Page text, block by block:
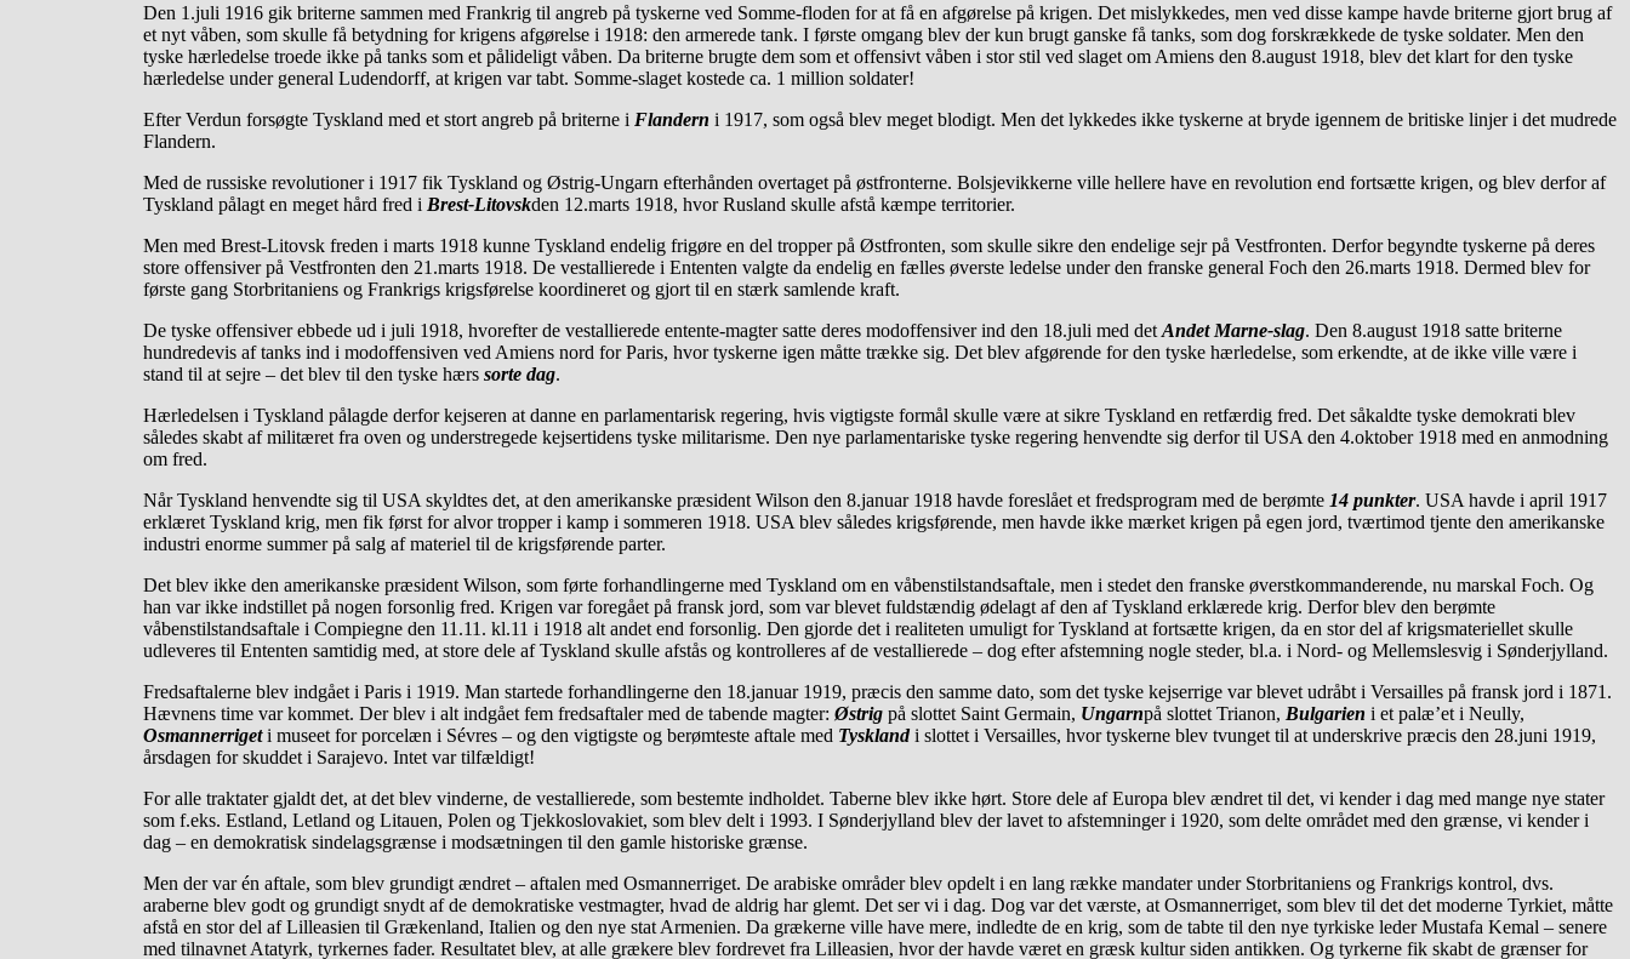
Den 1.juli 1916 gik briterne sammen med Frankrig til angreb på tyskerne ved Somme-floden for at få en afgørelse på krigen. Det mislykkedes, men ved disse kampe havde briterne gjort brug af
et nyt våben, som skulle få betydning for krigens afgørelse i 1918: den armerede tank. I første omgang blev der kun brugt ganske få tanks, som dog forskrækkede de tyske soldater. Men den
tyske hærledelse troede ikke på tanks som et pålideligt våben. Da briterne brugte dem som et offensivt våben i stor stil ved slaget om Amiens den 8.august 1918, blev det klart for den tyske
hærledelse under general Ludendorff, at krigen var tabt. Somme-slaget kostede ca. 1 million soldater!
Efter Verdun forsøgte Tyskland med et stort angreb på briterne i Flandern i 1917, som også blev meget blodigt. Men det lykkedes ikke tyskerne at bryde igennem de britiske linjer i det mudrede
Flandern.
Med de russiske revolutioner i 1917 fik Tyskland og Østrig-Ungarn efterhånden overtaget på østfronterne. Bolsjevikkerne ville hellere have en revolution end fortsætte krigen, og blev derfor af
Tyskland pålagt en meget hård fred i Brest-Litovskden 12.marts 1918, hvor Rusland skulle afstå kæmpe territorier.
Men med Brest-Litovsk freden i marts 1918 kunne Tyskland endelig frigøre en del tropper på Østfronten, som skulle sikre den endelige sejr på Vestfronten. Derfor begyndte tyskerne på deres
store offensiver på Vestfronten den 21.marts 1918. De vestallierede i Ententen valgte da endelig en fælles øverste ledelse under den franske general Foch den 26.marts 1918. Dermed blev for
første gang Storbritaniens og Frankrigs krigsførelse koordineret og gjort til en stærk samlende kraft.
De tyske offensiver ebbede ud i juli 1918, hvorefter de vestallierede entente-magter satte deres modoffensiver ind den 18.juli med det Andet Marne-slag. Den 8.august 1918 satte briterne
hundredevis af tanks ind i modoffensiven ved Amiens nord for Paris, hvor tyskerne igen måtte trække sig. Det blev afgørende for den tyske hærledelse, som erkendte, at de ikke ville være i
stand til at sejre – det blev til den tyske hærs sorte dag.
Hærledelsen i Tyskland pålagde derfor kejseren at danne en parlamentarisk regering, hvis vigtigste formål skulle være at sikre Tyskland en retfærdig fred. Det såkaldte tyske demokrati blev
således skabt af militæret fra oven og understregede kejsertidens tyske militarisme. Den nye parlamentariske tyske regering henvendte sig derfor til USA den 4.oktober 1918 med en anmodning
om fred.
Når Tyskland henvendte sig til USA skyldtes det, at den amerikanske præsident Wilson den 8.januar 1918 havde foreslået et fredsprogram med de berømte 14 punkter. USA havde i april 1917
erklæret Tyskland krig, men fik først for alvor tropper i kamp i sommeren 1918. USA blev således krigsførende, men havde ikke mærket krigen på egen jord, tværtimod tjente den amerikanske
industri enorme summer på salg af materiel til de krigsførende parter.
Det blev ikke den amerikanske præsident Wilson, som førte forhandlingerne med Tyskland om en våbenstilstandsaftale, men i stedet den franske øverstkommanderende, nu marskal Foch. Og
han var ikke indstillet på nogen forsonlig fred. Krigen var foregået på fransk jord, som var blevet fuldstændig ødelagt af den af Tyskland erklærede krig. Derfor blev den berømte
våbenstilstandsaftale i Compiegne den 11.11. kl.11 i 1918 alt andet end forsonlig. Den gjorde det i realiteten umuligt for Tyskland at fortsætte krigen, da en stor del af krigsmateriellet skulle
udleveres til Ententen samtidig med, at store dele af Tyskland skulle afstås og kontrolleres af de vestallierede – dog efter afstemning nogle steder, bl.a. i Nord- og Mellemslesvig i Sønderjylland.
Fredsaftalerne blev indgået i Paris i 1919. Man startede forhandlingerne den 18.januar 1919, præcis den samme dato, som det tyske kejserrige var blevet udråbt i Versailles på fransk jord i 1871.
Hævnens time var kommet. Der blev i alt indgået fem fredsaftaler med de tabende magter: Østrig på slottet Saint Germain, Ungarnpå slottet Trianon, Bulgarien i et palæ’et i Neully,
Osmannerrigeti museet for porcelæn i Sévres – og den vigtigste og berømteste aftale med Tysklandi slottet i Versailles, hvor tyskerne blev tvunget til at underskrive præcis den 28.juni 1919,
årsdagen for skuddet i Sarajevo. Intet var tilfældigt!
For alle traktater gjaldt det, at det blev vinderne, de vestallierede, som bestemte indholdet. Taberne blev ikke hørt. Store dele af Europa blev ændret til det, vi kender i dag med mange nye stater
som f.eks. Estland, Letland og Litauen, Polen og Tjekkoslovakiet, som blev delt i 1993. I Sønderjylland blev der lavet to afstemninger i 1920, som delte området med den grænse, vi kender i
dag – en demokratisk sindelagsgrænse i modsætningen til den gamle historiske grænse.
Men der var én aftale, som blev grundigt ændret – aftalen med Osmannerriget. De arabiske områder blev opdelt i en lang række mandater under Storbritaniens og Frankrigs kontrol, dvs.
araberne blev godt og grundigt snydt af de demokratiske vestmagter, hvad de aldrig har glemt. Det ser vi i dag. Dog var det værste, at Osmannerriget, som blev til det det moderne Tyrkiet, måtte
afstå en stor del af Lilleasien til Grækenland, Italien og den nye stat Armenien. Da grækerne ville have mere, indledte de en krig, som de tabte til den nye tyrkiske leder Mustafa Kemal – senere
med tilnavnet Atatyrk, tyrkernes fader. Resultatet blev, at alle grækere blev fordrevet fra Lilleasien, hvor der havde været en græsk kultur siden antikken. Og tyrkerne fik skabt de grænser for